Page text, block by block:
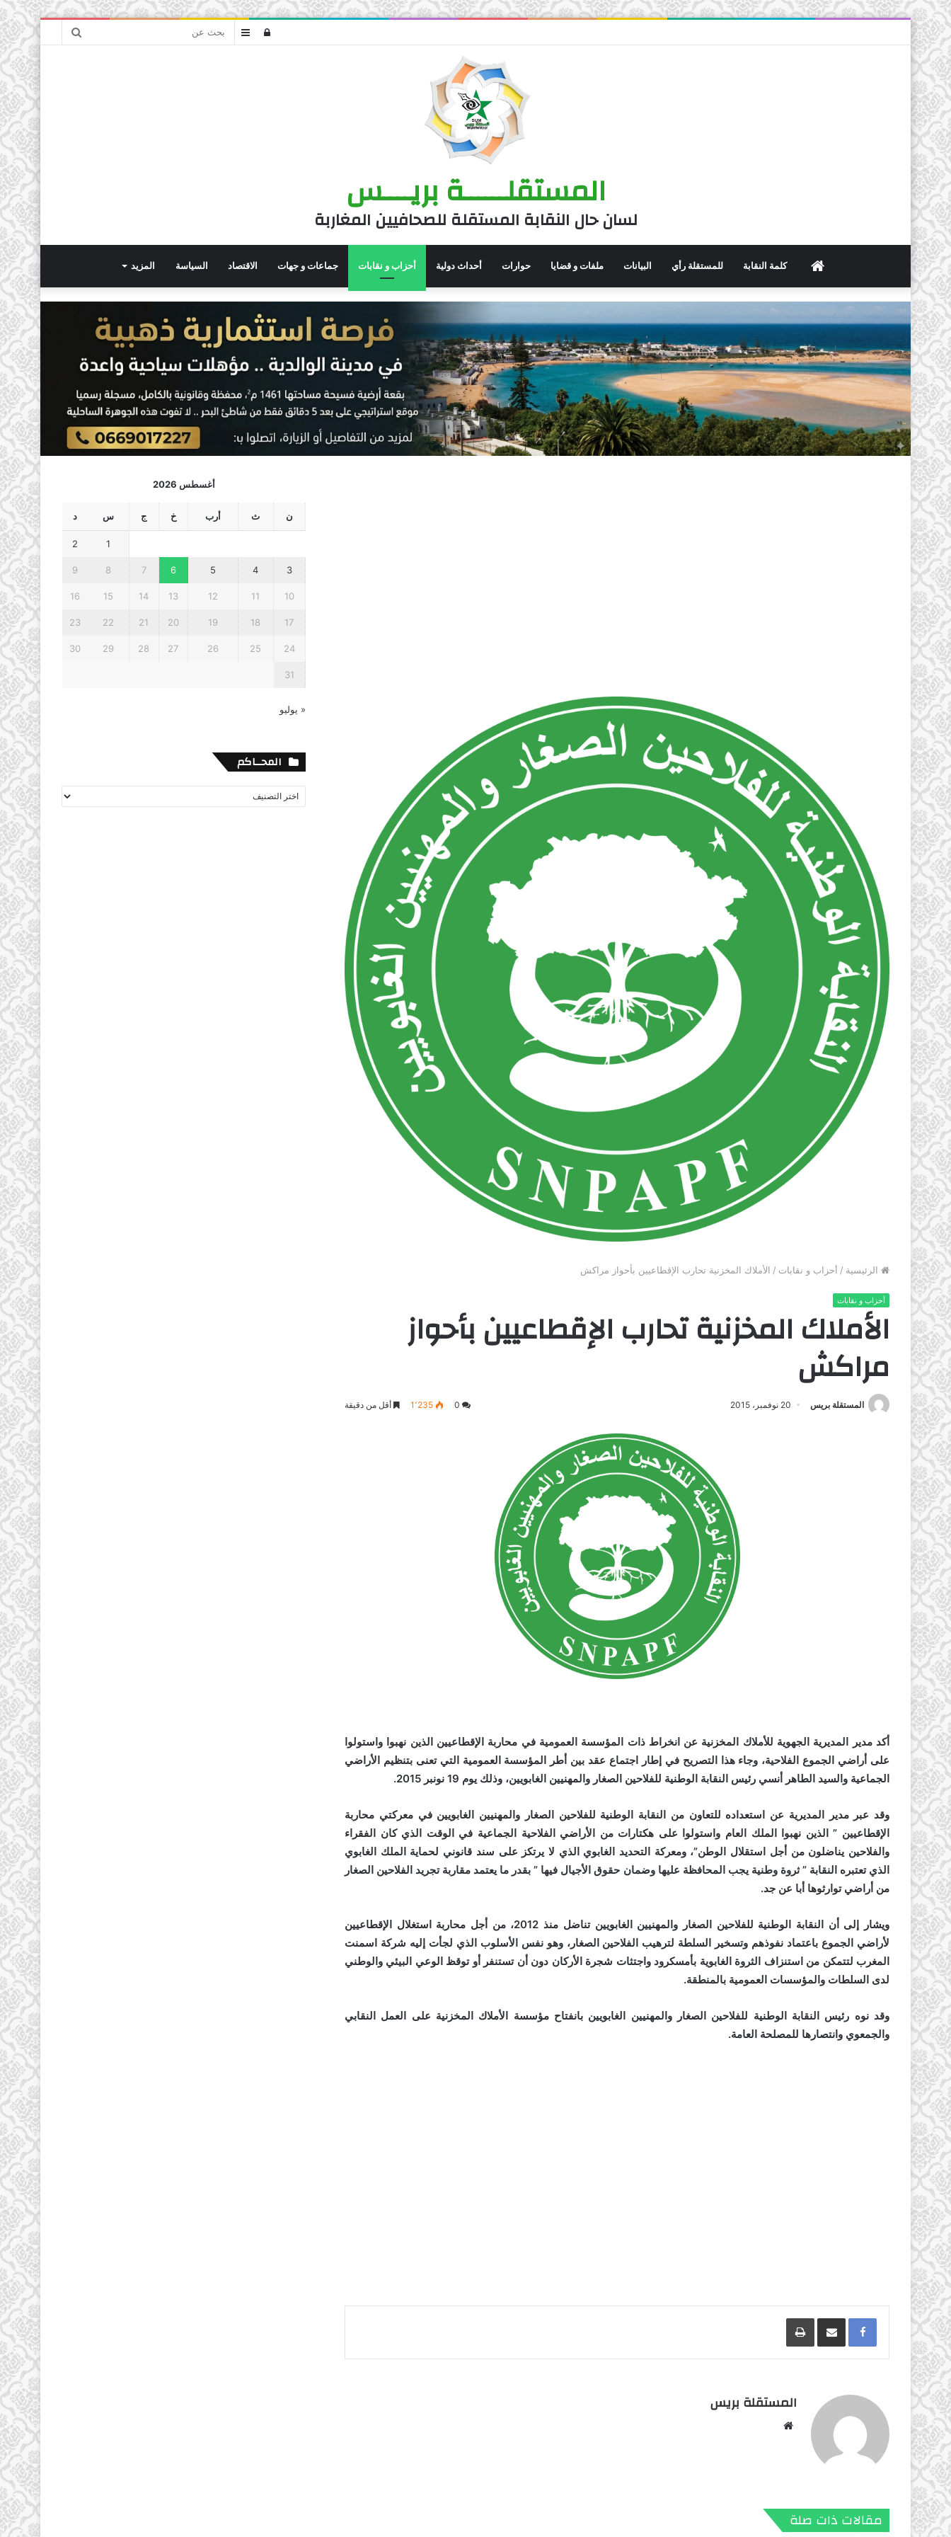
بحث
عمودتسجيل
المستقلــــــة بريــــس
لسان حال النقابة المستقلة للصحافيين المغاربة
الرئيسيةكلمة النقابة للمستقلة رأي البيانات ملفات و قضايا حوارات أحداث دولية أحزاب و نقابات جماعات و جهات الاقتصاد السياسة المزيد
الرئيسية / أحزاب و نقابات / الأملاك المخزنية تحارب الإقطاعيين بأحواز مراكش
أحزاب و نقابات
الأملاك المخزنية تحارب الإقطاعيين بأحواز
مراكش
المستقلة بريس 20 نوفمبر، 2015 0 1٬235 أقل من دقيقة
أكد مدير المديرية الجهوية للأملاك المخزنية عن انخراط ذات المؤسسة العمومية في محاربة الإقطاعيين الذين نهبوا واستولوا
على أراضي الجموع الفلاحية، وجاء هذا التصريح في إطار اجتماع عقد بين أطر المؤسسة العمومية التي تعنى بتنظيم الأراضي
الجماعية والسيد الطاهر أنسي رئيس النقابة الوطنية للفلاحين الصغار والمهنيين الغابويين، وذلك يوم 19 نونبر 2015.
وقد عبر مدير المديرية عن استعداده للتعاون من النقابة الوطنية للفلاحين الصغار والمهنيين الغابويين في معركتي محاربة
الإقطاعيين ” الذين نهبوا الملك العام واستولوا على هكتارات من الأراضي الفلاحية الجماعية في الوقت الذي كان الفقراء
والفلاحين يناضلون من أجل استقلال الوطن”، ومعركة التحديد الغابوي الذي لا يرتكز على سند قانوني لحماية الملك الغابوي
الذي تعتبره النقابة ” ثروة وطنية يجب المحافظة عليها وضمان حقوق الأجيال فيها ” بقدر ما يعتمد مقاربة تجريد الفلاحين الصغار
من أراضي توارثوها أبا عن جد.
ويشار إلى أن النقابة الوطنية للفلاحين الصغار والمهنيين الغابويين تناضل منذ 2012، من أجل محاربة استغلال الإقطاعيين
لأراضي الجموع باعتماد نفوذهم وتسخير السلطة لترهيب الفلاحين الصغار، وهو نفس الأسلوب الذي لجأت إليه شركة اسمنت
المغرب لتتمكن من استنزاف الثروة الغابوية بأمسكرود واجتثات شجرة الأركان دون أن تستنفر أو توقظ الوعي البيئي والوطني
لدى السلطات والمؤسسات العمومية بالمنطقة.
وقد نوه رئيس النقابة الوطنية للفلاحين الصغار والمهنيين الغابويين بانفتاح مؤسسة الأملاك المخزنية على العمل النقابي
والجمعوي وانتصارها للمصلحة العامة.
Facebookمشاركة عبر البريد طباعة
المستقلة بريس
مقالات ذات صلة
أغسطس 2026
ن ث أرب خ ج س د
1
2
3
4
5
6
7
8
9
10
11
12
13
14
15
16
17
18
19
20
21
22
23
24
25
26
27
28
29
30
31
« يوليو
المحــاكم
المحــاكم